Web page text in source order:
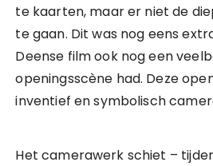
te kaarten, maar er niet de
te gaan. Dit was nog eens
Deense film ook nog een
openingsscène had. Deze
inventief en symbolisch
Het camerawerk schiet –